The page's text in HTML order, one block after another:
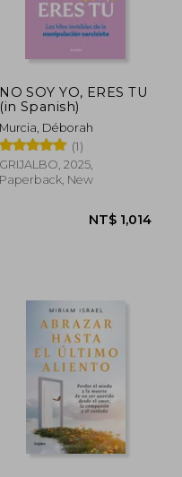
NO SOY YO, ERES TU
(in Spanish)
Murcia, Déborah
(1)
GRIJALBO, 2025,
Paperback, New